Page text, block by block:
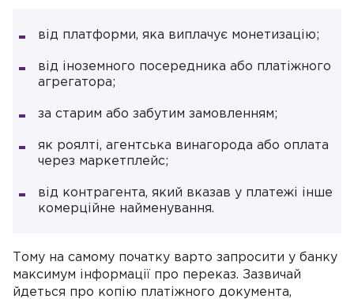
від платформи, яка виплачує монетизацію;
від іноземного посередника або платіжного
агрегатора;
за старим або забутим замовленням;
як роялті, агентська винагорода або оплата
через маркетплейс;
від контрагента, який вказав у платежі інше
комерційне найменування.
Тому на самому початку варто запросити у банку
максимум інформації про переказ. Зазвичай
йдеться про копію платіжного документа,